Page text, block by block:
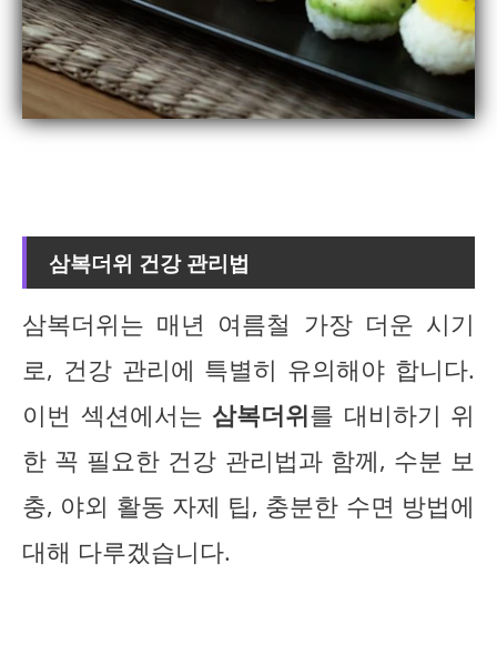
삼복더위 건강 관리법
삼복더위는 매년 여름철 가장 더운 시기
로, 건강 관리에 특별히 유의해야 합니다.
이번 섹션에서는 삼복더위를 대비하기 위
한 꼭 필요한 건강 관리법과 함께, 수분 보
충, 야외 활동 자제 팁, 충분한 수면 방법에
대해 다루겠습니다.